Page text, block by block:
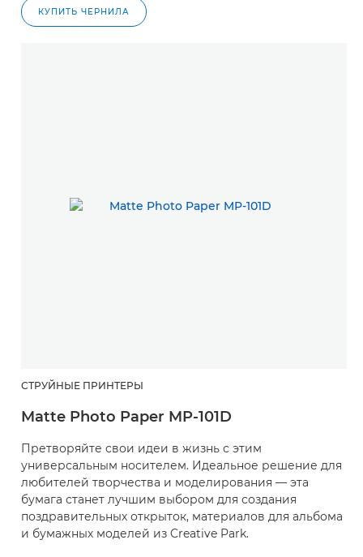
КУПИТЬ ЧЕРНИЛА
СТРУЙНЫЕ ПРИНТЕРЫ
Matte Photo Paper MP-101D
Претворяйте свои идеи в жизнь с этим
универсальным носителем. Идеальное решение для
любителей творчества и моделирования — эта
бумага станет лучшим выбором для создания
поздравительных открыток, материалов для альбома
и бумажных моделей из Creative Park.